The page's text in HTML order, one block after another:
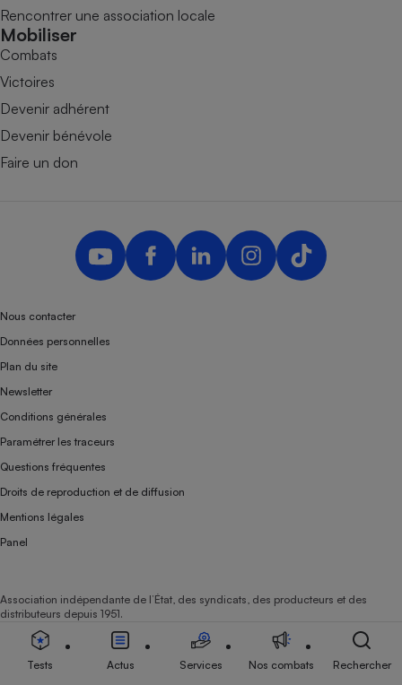
Rencontrer une association locale
Mobiliser
Combats
Victoires
Devenir adhérent
Devenir bénévole
Faire un don
Nous contacter
Données personnelles
Plan du site
Newsletter
Conditions générales
Paramétrer les traceurs
Questions fréquentes
Droits de reproduction et de diffusion
Mentions légales
Panel
Association indépendante de l’État, des syndicats, des producteurs et des
distributeurs depuis 1951.
Tests Actus Services Nos combats Rechercher